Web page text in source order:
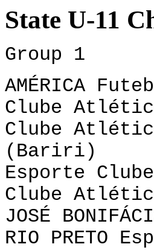
State U-11
Group 1
AMÉRICA
Clube
Clube
(Bariri)
Esporte Clube
Clube
JOSÉ
RIO PRETO